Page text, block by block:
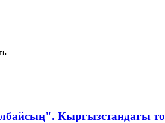
Кыргызстандагы